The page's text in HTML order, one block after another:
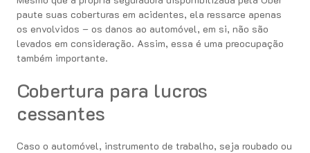
paute suas coberturas em acidentes, ela ressarce apenas
os envolvidos – os danos ao automóvel, em si, não são
levados em consideração. Assim, essa é uma preocupação
também importante.
Cobertura para lucros
cessantes
Caso o automóvel, instrumento de trabalho, seja roubado ou